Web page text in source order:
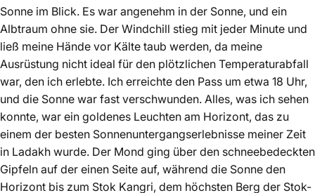
Sonne im Blick. Es war angenehm in der Sonne, und ein
Albtraum ohne sie. Der Windchill stieg mit jeder Minute und
ließ meine Hände vor Kälte taub werden, da meine
Ausrüstung nicht ideal für den plötzlichen Temperaturabfall
war, den ich erlebte. Ich erreichte den Pass um etwa 18 Uhr,
und die Sonne war fast verschwunden. Alles, was ich sehen
konnte, war ein goldenes Leuchten am Horizont, das zu
einem der besten Sonnenuntergangserlebnisse meiner Zeit
in Ladakh wurde. Der Mond ging über den schneebedeckten
Gipfeln auf der einen Seite auf, während die Sonne den
Horizont bis zum Stok Kangri, dem höchsten Berg der Stok-